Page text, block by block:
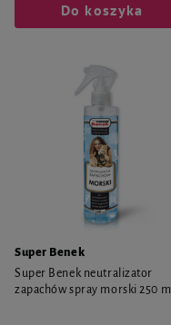
Do koszyka
Super Benek
Super Benek neutralizator
zapachów spray morski 250 ml